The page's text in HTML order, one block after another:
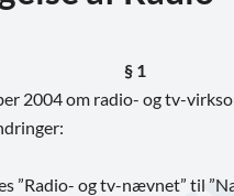
§ 1
2004 om radio- og tv-
”Radio- og tv-nævnet” til